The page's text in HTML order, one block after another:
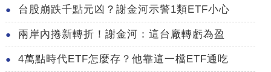
台股崩跌千點元凶？謝金河示警1類ETF小心
兩岸內捲新轉折！謝金河：這台廠轉虧為盈
4萬點時代ETF怎麼存？他靠這一檔ETF通吃